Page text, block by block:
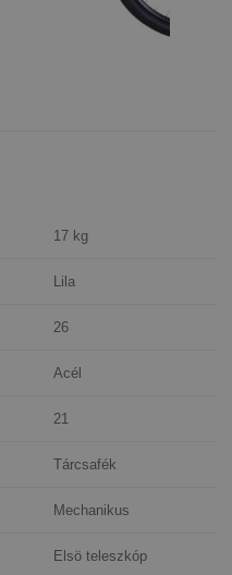
17 kg
Lila
26
Acél
21
Tárcsafék
Mechanikus
Elsö teleszkóp